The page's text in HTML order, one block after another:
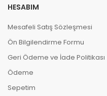
HESABIM
Mesafeli Satış Sözleşmesi
Ön Bilgilendirme Formu
Geri Ödeme ve İade Politikası
Ödeme
Sepetim